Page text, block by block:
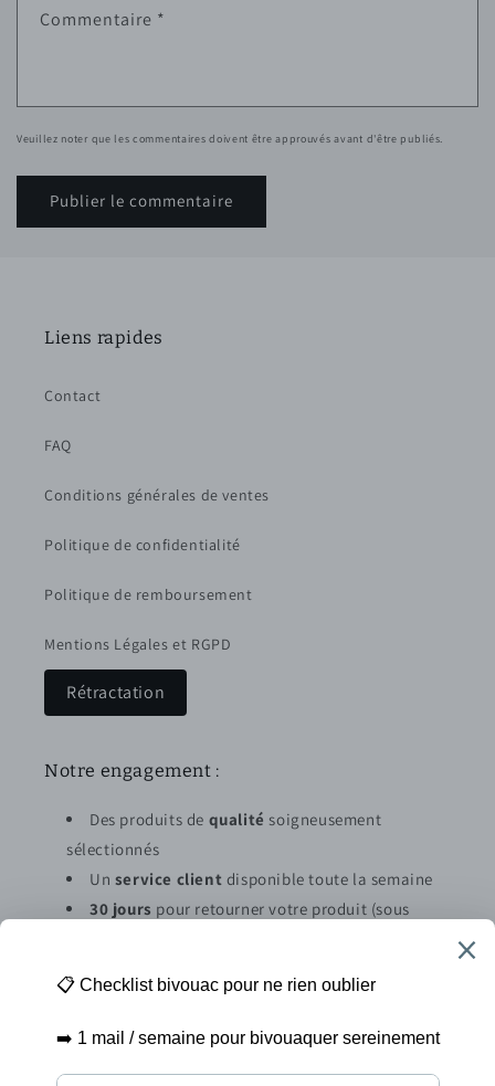
Commentaire *
Veuillez noter que les commentaires doivent être approuvés avant d'être publiés.
Liens rapides
Contact
FAQ
Conditions générales de ventes
Politique de confidentialité
Politique de remboursement
Mentions Légales et RGPD
Rétractation
Notre engagement :
Des produits de qualité soigneusement
sélectionnés
Un service client disponible toute la semaine
30 jours pour retourner votre produit (sous